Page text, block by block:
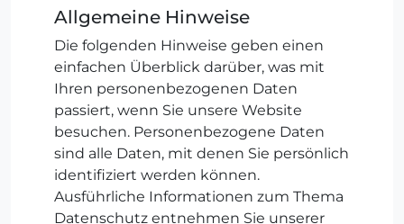
Allgemeine Hinweise
Die folgenden Hinweise geben einen
einfachen Überblick darüber, was mit
Ihren personenbezogenen Daten
passiert, wenn Sie unsere Website
besuchen. Personenbezogene Daten
sind alle Daten, mit denen Sie persönlich
identifiziert werden können.
Ausführliche Informationen zum Thema
Datenschutz entnehmen Sie unserer